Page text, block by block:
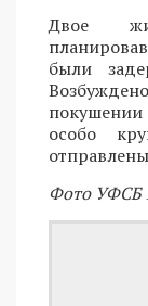
Двое
были
покушении
особо
Фото УФСБ